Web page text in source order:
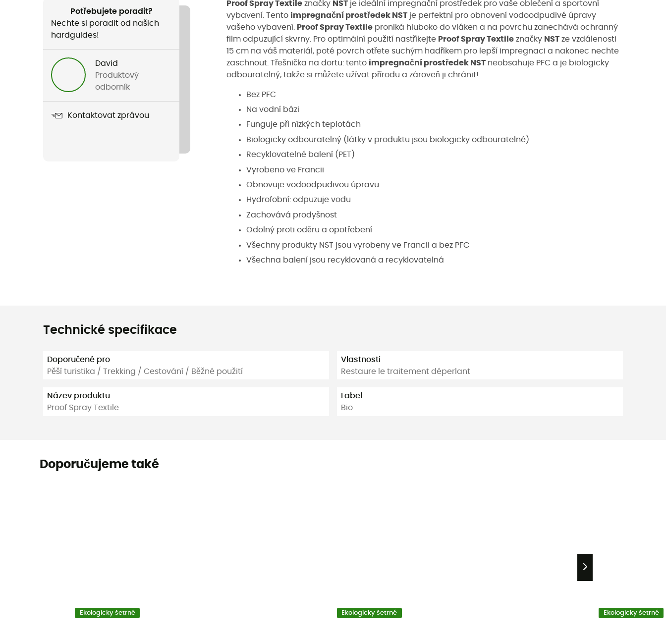
Potřebujete poradit?
Nechte si poradit od našich
hardguides!
David
Produktový
odborník
Kontaktovat zprávou
Proof Spray Textile značky NST je ideální impregnační prostředek pro vaše oblečení a sportovní
vybavení. Tento impregnační prostředek NST je perfektní pro obnovení vodoodpudivé úpravy
vašeho vybavení. Proof Spray Textile proniká hluboko do vláken a na povrchu zanechává ochranný
film odpuzující skvrny. Pro optimální použití nastříkejte Proof Spray Textile značky NST ze vzdálenosti
15 cm na váš materiál, poté povrch otřete suchým hadříkem pro lepší impregnaci a nakonec nechte
zaschnout. Třešnička na dortu: tento impregnační prostředek NST neobsahuje PFC a je biologicky
odbouratelný, takže si můžete užívat přírodu a zároveň ji chránit!
Bez PFC
Na vodní bázi
Funguje při nízkých teplotách
Biologicky odbouratelný (látky v produktu jsou biologicky odbouratelné)
Recyklovatelné balení (PET)
Vyrobeno ve Francii
Obnovuje vodoodpudivou úpravu
Hydrofobní: odpuzuje vodu
Zachovává prodyšnost
Odolný proti oděru a opotřebení
Všechny produkty NST jsou vyrobeny ve Francii a bez PFC
Všechna balení jsou recyklovaná a recyklovatelná
Technické specifikace
Doporučené pro
Pěší turistika / Trekking / Cestování / Běžné použití
Název produktu
Proof Spray Textile
Vlastnosti
Restaure le traitement déperlant
Label
Bio
Doporučujeme také
Ekologicky šetrné Ekologicky šetrné Ekologicky šetrné